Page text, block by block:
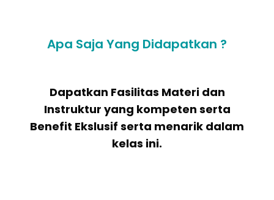
Apa Saja Yang Didapatkan ?
Dapatkan Fasilitas Materi dan
Instruktur yang kompeten serta
Benefit Ekslusif serta menarik dalam
kelas ini.